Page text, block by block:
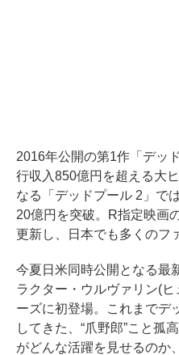
2016年公開の第1作「デッ
行収入850億円を超える大
なる「デッドプール 2」で
20億円を突破。R指定映画
更新し、日本でも多くのフ
今夏日米同時公開となる最
ラクター・ウルヴァリン(
ーズに初登場。これまでデ
してきた、“爪野郎”こと孤
がどんな活躍を見せるのか